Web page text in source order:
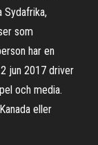
Sydafrika,
som
har en
jun 2017 driver
och media.
eller